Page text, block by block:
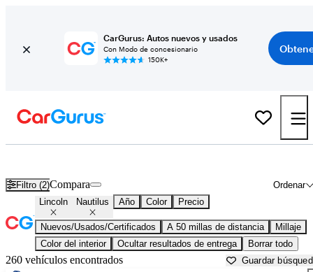
CarGurus: Autos nuevos y usados
Con Modo de concesionario
150K+
Filtro (2) Ordenar
Compara
Lincoln Nautilus Año Color Precio
Nuevos/Usados/Certificados A 50 millas de distancia
Millaje
Color del interior
Ocultar resultados de entrega Borrar todo
260 vehículos encontrados Guardar